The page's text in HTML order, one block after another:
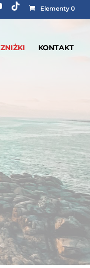
Elementy 0
ZNIŻKI KONTAKT